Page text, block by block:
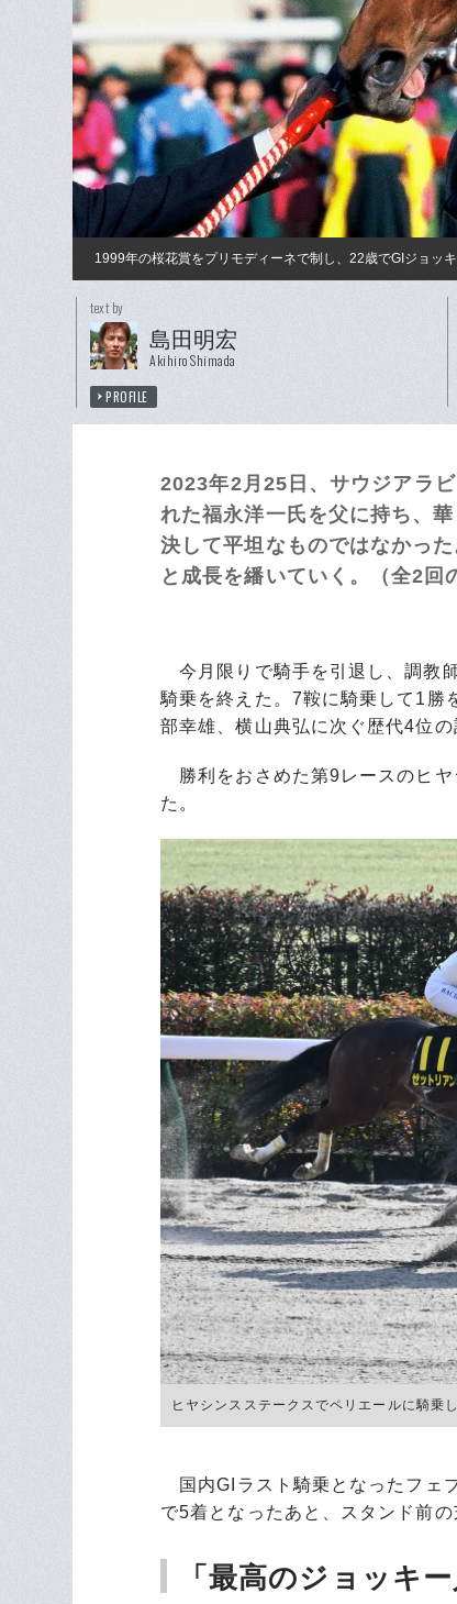
1999年の桜花賞をプリモディーネで制し、22歳でGIジョッ
text by
島田明宏
Akihiro Shimada
PROFILE
2023年2月25日、サウジアラ
れた福永洋一氏を父に持ち、
決して平坦なものではなかっ
と成長を繙いていく。（全2回
今月限りで騎手を引退し、調教
騎乗を終えた。7鞍に騎乗して1勝
部幸雄、横山典弘に次ぐ歴代4位の
勝利をおさめた第9レースのヒヤ
た。
ヒヤシンスステークスでペリエールに騎
国内GIラスト騎乗となったフェ
で5着となったあと、スタンド前
「最高のジョッキ